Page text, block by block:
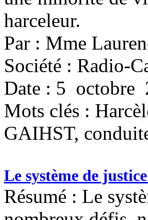
harceleur.
Par : Mme
Société : Radio-
Date : 5 octobre
Mots clés :
GAIHST,
Le système de
Résumé : Le